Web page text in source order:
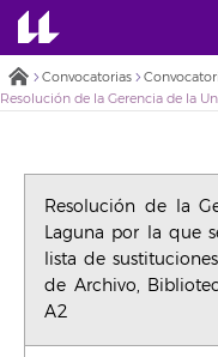
Convocatorias
Resolución de la
Laguna por la que
lista de
de Archivo,
A2